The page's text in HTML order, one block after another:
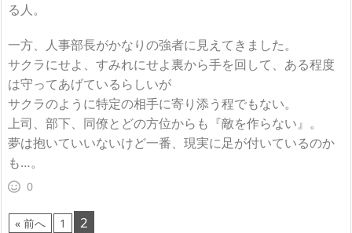
る人。
一方、人事部長がかなりの強者に見えてきました。
サクラにせよ、すみれにせよ裏から手を回して、ある程度
は守ってあげているらしいが
サクラのように特定の相手に寄り添う程でもない。
上司、部下、同僚とどの方位からも『敵を作らない』。
夢は抱いていいないけど一番、現実に足が付いているのか
も…。
0
« 前へ 1 2